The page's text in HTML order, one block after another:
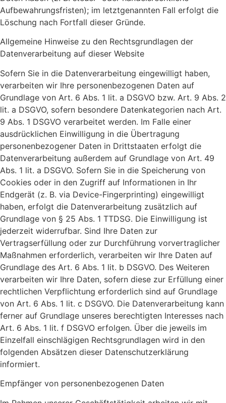
Aufbewahrungsfristen); im letztgenannten Fall erfolgt die
Löschung nach Fortfall dieser Gründe.
Allgemeine Hinweise zu den Rechtsgrundlagen der
Datenverarbeitung auf dieser Website
Sofern Sie in die Datenverarbeitung eingewilligt haben,
verarbeiten wir Ihre personenbezogenen Daten auf
Grundlage von Art. 6 Abs. 1 lit. a DSGVO bzw. Art. 9 Abs. 2
lit. a DSGVO, sofern besondere Datenkategorien nach Art.
9 Abs. 1 DSGVO verarbeitet werden. Im Falle einer
ausdrücklichen Einwilligung in die Übertragung
personenbezogener Daten in Drittstaaten erfolgt die
Datenverarbeitung außerdem auf Grundlage von Art. 49
Abs. 1 lit. a DSGVO. Sofern Sie in die Speicherung von
Cookies oder in den Zugriff auf Informationen in Ihr
Endgerät (z. B. via Device-Fingerprinting) eingewilligt
haben, erfolgt die Datenverarbeitung zusätzlich auf
Grundlage von § 25 Abs. 1 TTDSG. Die Einwilligung ist
jederzeit widerrufbar. Sind Ihre Daten zur
Vertragserfüllung oder zur Durchführung vorvertraglicher
Maßnahmen erforderlich, verarbeiten wir Ihre Daten auf
Grundlage des Art. 6 Abs. 1 lit. b DSGVO. Des Weiteren
verarbeiten wir Ihre Daten, sofern diese zur Erfüllung einer
rechtlichen Verpflichtung erforderlich sind auf Grundlage
von Art. 6 Abs. 1 lit. c DSGVO. Die Datenverarbeitung kann
ferner auf Grundlage unseres berechtigten Interesses nach
Art. 6 Abs. 1 lit. f DSGVO erfolgen. Über die jeweils im
Einzelfall einschlägigen Rechtsgrundlagen wird in den
folgenden Absätzen dieser Datenschutzerklärung
informiert.
Empfänger von personenbezogenen Daten